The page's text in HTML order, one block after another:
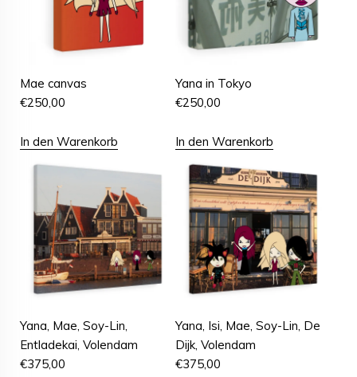
Mae canvas
€250,00
In den Warenkorb
Yana in Tokyo
€250,00
In den Warenkorb
Yana, Mae, Soy-Lin,
Entladekai, Volendam
€375,00
Yana, Isi, Mae, Soy-Lin, De
Dijk, Volendam
€375,00